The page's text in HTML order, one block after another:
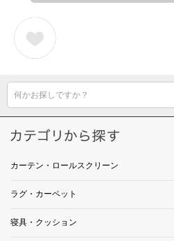
何かお探しですか？
カーテン・ロールスクリーン
ラグ・カーペット
寝具・クッション